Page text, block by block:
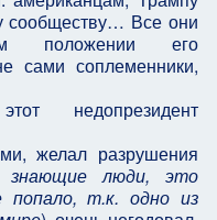
сообществу… Все они
положении его
сами соплеменники,
недопрезидент
желал разрушения
знающие люди, это
попало, т.к. одно из